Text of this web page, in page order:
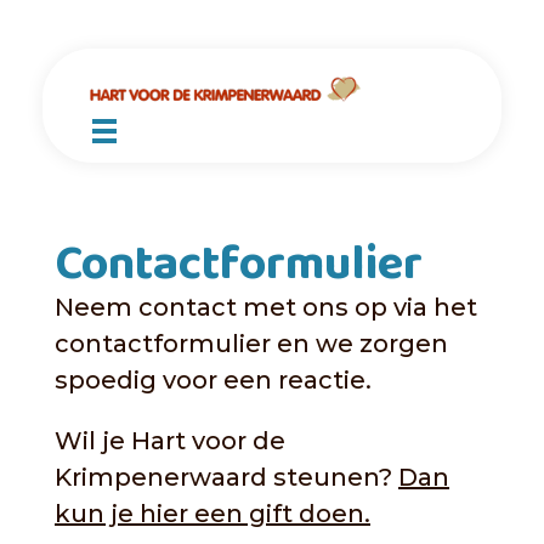
Hart voor de Krimpenerwaard
Ontmoeten - Bemoedigen - Groeien
NIEUWSBRIEF
AANKOMENDE EVENTS
BIDDEN
OVER ONS
SAMENKOMSTEN
Contactformulier
Neem contact met ons op via het
contactformulier en we zorgen
spoedig voor een reactie.
Wil je Hart voor de
Krimpenerwaard steunen? Dan
kun je hier een gift doen.